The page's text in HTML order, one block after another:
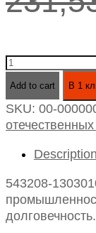
543208-
патрубок
радиатора
маз
силикон
d-
40
l-
Add to cart В 1
SKU: 00-
Description
543208-
долговечность.